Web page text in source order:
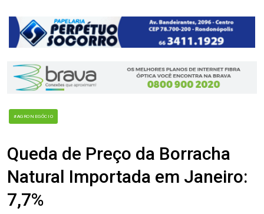
#AGRONEGÓCIO
Queda de Preço da Borracha
Natural Importada em Janeiro:
7,7%